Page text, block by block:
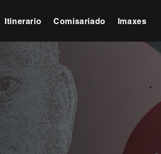
Itinerario Comisariado Imaxes